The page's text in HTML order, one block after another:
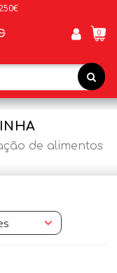
0
de alimentos